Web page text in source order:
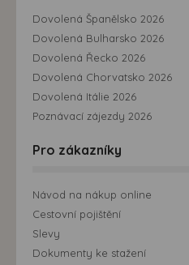
Dovolená Španělsko 2026
Dovolená Bulharsko 2026
Dovolená Řecko 2026
Dovolená Chorvatsko 2026
Dovolená Itálie 2026
Poznávací zájezdy 2026
Pro zákazníky
Návod na nákup online
Cestovní pojištění
Slevy
Dokumenty ke stažení